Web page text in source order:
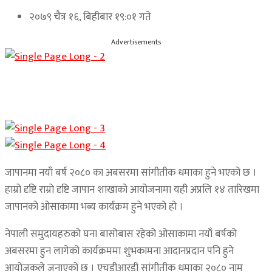
२०७९ चैत्र १६, बिहीबार १९:०१ गते
Advertisements
जापानमा नयाँ बर्ष २०८० का अबसरमा सांगीतीक धमाका हुने भएको छ ।
हाम्रो दृष्टि राम्रो दृष्टि जापान शाखाको आयोजनामा यही अप्रलि १४ तारिखमा
जापानको ओसाकामा भब्य कार्यक्रम हुने भएको हो ।
नेपाली समुदायहरुको घना बासोबास रहेको ओसाकामा नयाँ बर्षको
अबसरमा हुन लागेको कार्यक्रममा शुभकामना आदानप्रदान पनि हुने
आयोजकले जनाएको छ । एचडीआरडी सांगीतीक धमाका २०८० नाम